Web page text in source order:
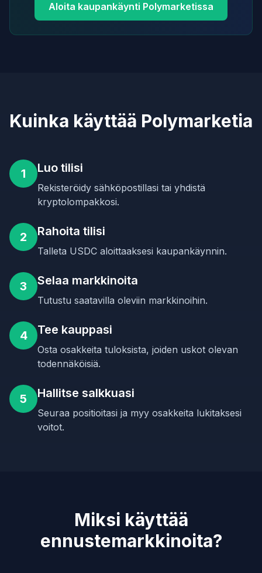
Aloita kaupankäynti Polymarketissa
Kuinka käyttää Polymarketia
1 Luo tilisi
Rekisteröidy sähköpostillasi tai yhdistä
kryptolompakkosi.
2 Rahoita tilisi
Talleta USDC aloittaaksesi kaupankäynnin.
3 Selaa markkinoita
Tutustu saatavilla oleviin markkinoihin.
4 Tee kauppasi
Osta osakkeita tuloksista, joiden uskot olevan
todennäköisiä.
5 Hallitse salkkuasi
Seuraa positioitasi ja myy osakkeita lukitaksesi
voitot.
Miksi käyttää
ennustemarkkinoita?